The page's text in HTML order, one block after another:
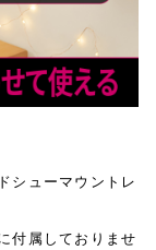
シューマウントレ
付属しておりませ